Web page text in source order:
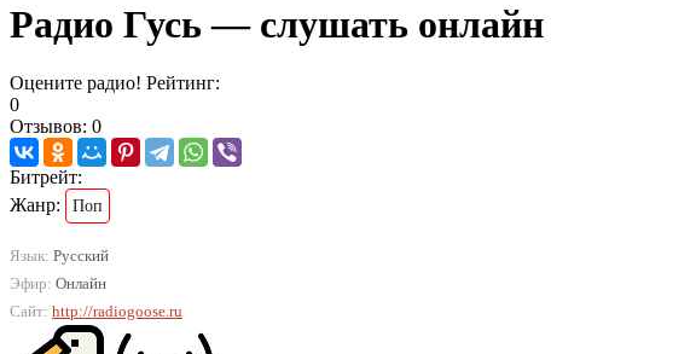
Радио Гусь — слушать онлайн
Оцените радио! Рейтинг:
0
Отзывов: 0
Битрейт:
Жанр:
Поп
Язык: Русский
Эфир: Онлайн
Сайт: http://radiogoose.ru